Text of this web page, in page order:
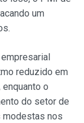
um
reduzido em
o
do setor de
modestas nos